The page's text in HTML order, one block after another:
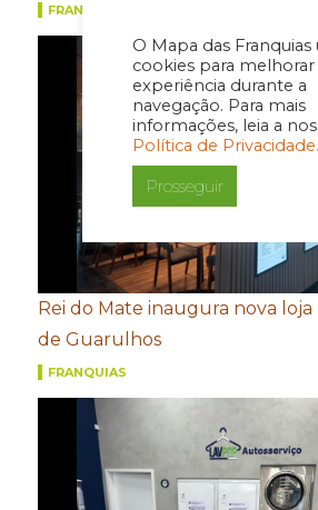
O Mapa das Franquias
cookies para melhorar
experiência durante a
navegação. Para mais
informações, leia a
Política de Privacidade.
Prosseguir
FRANQUIAS
Rei do Mate inaugura nova
de Guarulhos
FRANQUIAS